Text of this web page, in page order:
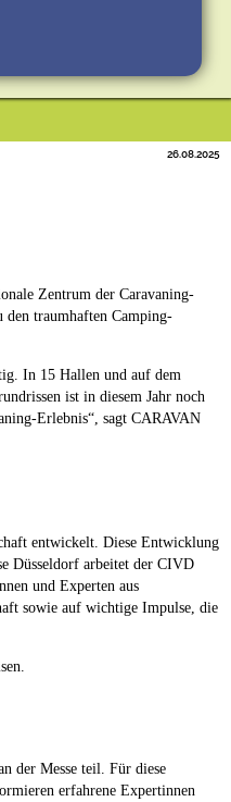
26.08.2025
Zentrum der Caravaning-
den traumhaften Camping-
In 15 Hallen und auf dem
ist in diesem Jahr noch
Erlebnis“, sagt CARAVAN
entwickelt. Diese Entwicklung
Düsseldorf arbeitet der CIVD
und Experten aus
sowie auf wichtige Impulse, die
der Messe teil. Für diese
erfahrene Expertinnen